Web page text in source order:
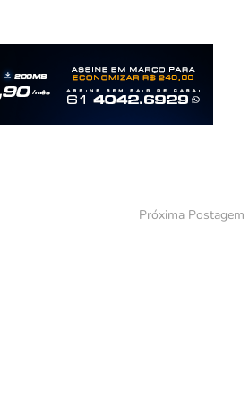
Próxima Postagem